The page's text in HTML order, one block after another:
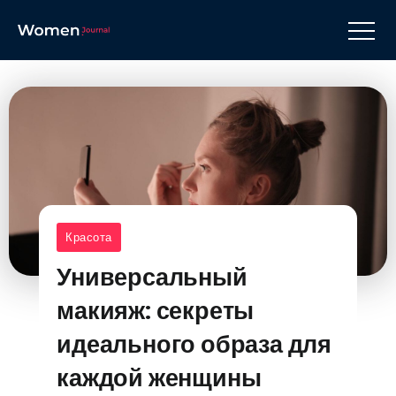
Красота
Универсальный
макияж: секреты
идеального образа для
каждой женщины